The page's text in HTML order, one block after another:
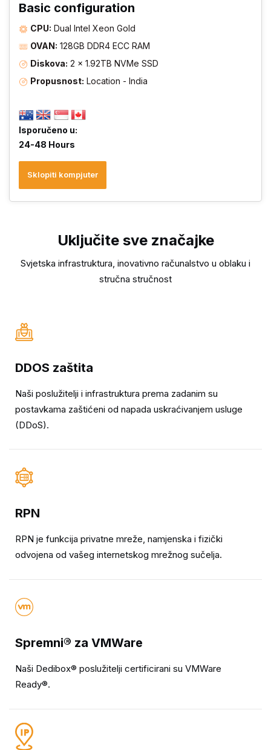
Basic configuration
CPU: Dual Intel Xeon Gold
OVAN: 128GB DDR4 ECC RAM
Diskova: 2 × 1.92TB NVMe SSD
Propusnost: Location - India
Isporučeno u:
24-48 Hours
Sklopiti kompjuter
Uključite sve značajke
Svjetska infrastruktura, inovativno računalstvo u oblaku i
stručna stručnost
DDOS zaštita
Naši poslužitelji i infrastruktura prema zadanim su
postavkama zaštićeni od napada uskraćivanjem usluge
(DDoS).
RPN
RPN je funkcija privatne mreže, namjenska i fizički
odvojena od vašeg internetskog mrežnog sučelja.
Spremni® za VMWare
Naši Dedibox® poslužitelji certificirani su VMWare
Ready®.